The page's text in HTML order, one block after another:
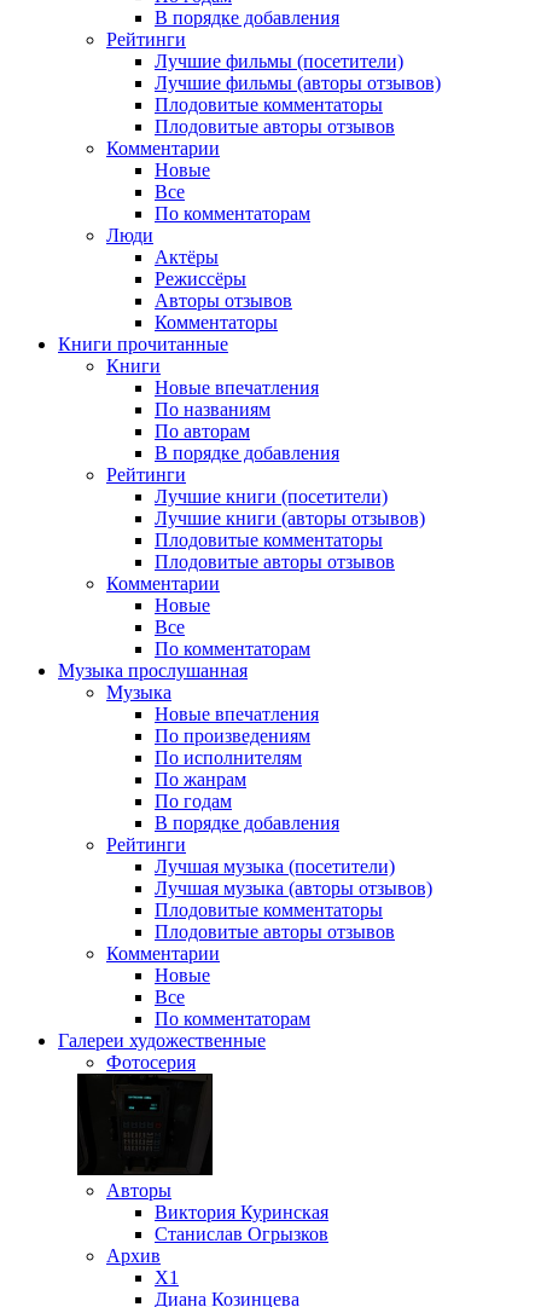
В порядке добавления
Рейтинги
Лучшие фильмы (посетители)
Лучшие фильмы (авторы отзывов)
Плодовитые комментаторы
Плодовитые авторы отзывов
Комментарии
Новые
Все
По комментаторам
Люди
Актёры
Режиссёры
Авторы отзывов
Комментаторы
Книги прочитанные
Книги
Новые впечатления
По названиям
По авторам
В порядке добавления
Рейтинги
Лучшие книги (посетители)
Лучшие книги (авторы отзывов)
Плодовитые комментаторы
Плодовитые авторы отзывов
Комментарии
Новые
Все
По комментаторам
Музыка прослушанная
Музыка
Новые впечатления
По произведениям
По исполнителям
По жанрам
По годам
В порядке добавления
Рейтинги
Лучшая музыка (посетители)
Лучшая музыка (авторы отзывов)
Плодовитые комментаторы
Плодовитые авторы отзывов
Комментарии
Новые
Все
По комментаторам
Галереи художественные
Фотосерия
Авторы
Виктория Куринская
Станислав Огрызков
Архив
X1
Диана Козинцева